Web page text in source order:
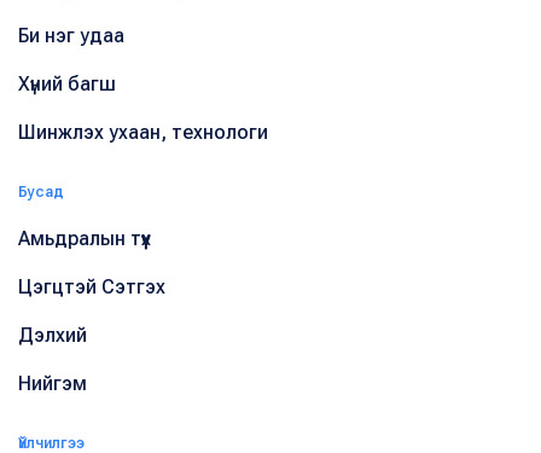
Би нэг удаа
Хүний багш
Шинжлэх ухаан, технологи
Бусад
Амьдралын түүх
Цэгцтэй Сэтгэх
Дэлхий
Нийгэм
Үйлчилгээ